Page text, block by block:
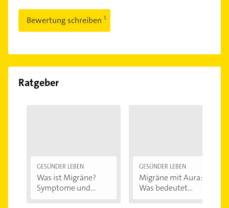
Bewertung schreiben
Ratgeber
GESÜNDER LEBEN
Was ist Migräne?
Symptome und...
GESÜNDER LEBEN
Migräne mit Aura:
Was bedeutet...